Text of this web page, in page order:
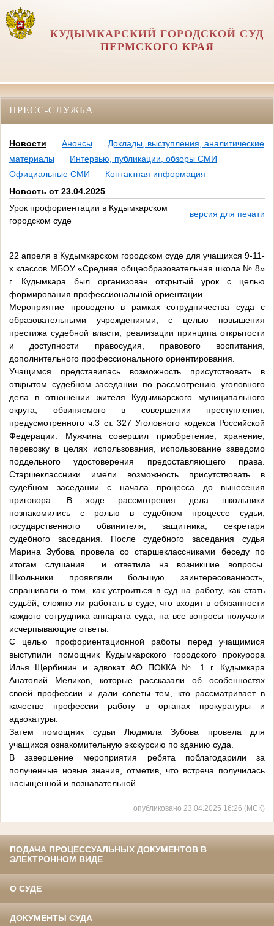
КУДЫМКАРСКИЙ ГОРОДСКОЙ СУД
ПЕРМСКОГО КРАЯ
ПРЕСС-СЛУЖБА
Новости Анонсы
Доклады, выступления, аналитические
материалы
Интервью, публикации, обзоры СМИ
Официальные СМИ
Контактная информация
Новость от 23.04.2025
Урок профориентации в Кудымкарском
городском суде
версия для печати
22 апреля в Кудымкарском городском суде для учащихся 9-11-
х классов МБОУ «Средняя общеобразовательная школа № 8»
г. Кудымкара был организован открытый урок с целью
формирования профессиональной ориентации.
Мероприятие проведено в рамках сотрудничества суда с
образовательными учреждениями, с целью повышения
престижа судебной власти, реализации принципа открытости
и доступности правосудия, правового воспитания,
дополнительного профессионального ориентирования.
Учащимся представилась возможность присутствовать в
открытом судебном заседании по рассмотрению уголовного
дела в отношении жителя Кудымкарского муниципального
округа, обвиняемого в совершении преступления,
предусмотренного ч.3 ст. 327 Уголовного кодекса Российской
Федерации. Мужчина совершил приобретение, хранение,
перевозку в целях использования, использование заведомо
поддельного удостоверения предоставляющего права.
Старшеклассники имели возможность присутствовать в
судебном заседании с начала процесса до вынесения
приговора. В ходе рассмотрения дела школьники
познакомились с ролью в судебном процессе судьи,
государственного обвинителя, защитника, секретаря
судебного заседания. После судебного заседания судья
Марина Зубова провела со старшеклассниками беседу по
итогам слушания и ответила на возникшие вопросы.
Школьники проявляли большую заинтересованность,
спрашивали о том, как устроиться в суд на работу, как стать
судьёй, сложно ли работать в суде, что входит в обязанности
каждого сотрудника аппарата суда, на все вопросы получали
исчерпывающие ответы.
С целью профориентационной работы перед учащимися
выступили помощник Кудымкарского городского прокурора
Илья Щербинин и адвокат АО ПОККА № 1 г. Кудымкара
Анатолий Меликов, которые рассказали об особенностях
своей профессии и дали советы тем, кто рассматривает в
качестве профессии работу в органах прокуратуры и
адвокатуры.
Затем помощник судьи Людмила Зубова провела для
учащихся ознакомительную экскурсию по зданию суда.
В завершение мероприятия ребята поблагодарили за
полученные новые знания, отметив, что встреча получилась
насыщенной и познавательной
опубликовано 23.04.2025 16:26 (МСК)
ПОДАЧА ПРОЦЕССУАЛЬНЫХ ДОКУМЕНТОВ В
ЭЛЕКТРОННОМ ВИДЕ
О СУДЕ
ДОКУМЕНТЫ СУДА